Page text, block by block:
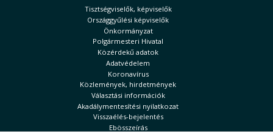
Tisztségviselők, képviselők
Országgyűlési képviselők
Önkormányzat
Polgármesteri Hivatal
Közérdekű adatok
Adatvédelem
Koronavírus
Közlemények, hirdetmények
Választási információk
Akadálymentesítési nyilatkozat
Visszaélés-bejelentés
Ebösszeírás